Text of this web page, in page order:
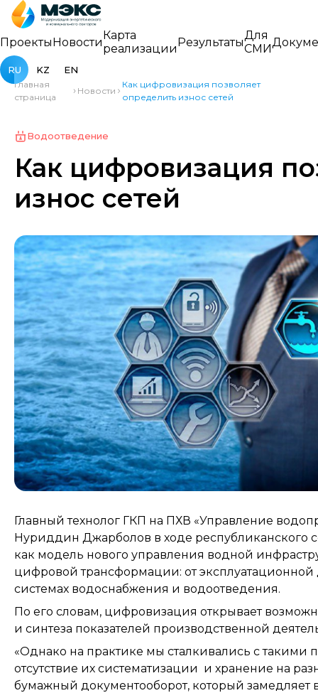
ПроектыНовостиКарта
реализацииРезультатыДля
СМИ
RU KZ EN
Главная
страница
Новости
Как цифровизация позволяет
определить износ сетей
Водоотведение
Как цифровизация
износ сетей
Главный технолог ГКП на ПХВ «Управление
Нуриддин Джарболов в ходе
как модель нового управления водной
цифровой трансформации: от эксплуатационной
системах водоснабжения и водоотведения.
По его словам, цифровизация открывает
и синтеза показателей производственной
«Однако на практике мы сталкивались с такими
отсутствие их систематизации и хранение на
бумажный документооборот, который